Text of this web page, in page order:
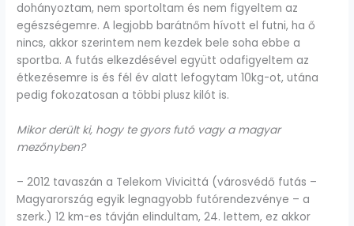
dohányoztam, nem sportoltam és nem figyeltem az
egészségemre. A legjobb barátnőm hívott el futni, ha ő
nincs, akkor szerintem nem kezdek bele soha ebbe a
sportba. A futás elkezdésével együtt odafigyeltem az
étkezésemre is és fél év alatt lefogytam 10kg-ot, utána
pedig fokozatosan a többi plusz kilót is.
Mikor derült ki, hogy te gyors futó vagy a magyar
mezőnyben?
– 2012 tavaszán a Telekom Vivicittá (városvédő futás –
Magyarország egyik legnagyobb futórendezvénye – a
szerk.) 12 km-es távján elindultam, 24. lettem, ez akkor